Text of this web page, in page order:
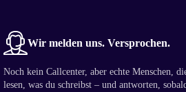
Wir melden uns. Versprochen.
Noch kein Callcenter, aber echte Menschen,
lesen, was du schreibst – und antworten,